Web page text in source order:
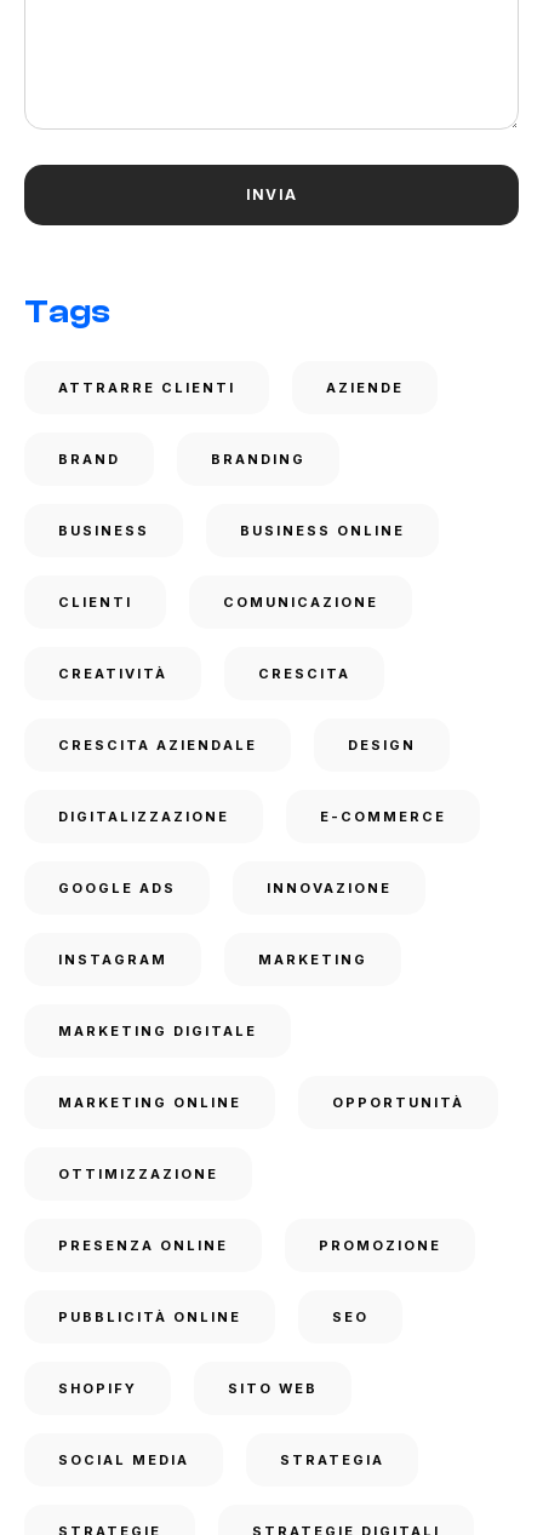
Tags
ATTRARRE CLIENTI AZIENDE
BRAND BRANDING
BUSINESS BUSINESS ONLINE
CLIENTI COMUNICAZIONE
CREATIVITÀ CRESCITA
CRESCITA AZIENDALE DESIGN
DIGITALIZZAZIONE E-COMMERCE
GOOGLE ADS INNOVAZIONE
INSTAGRAM MARKETING
MARKETING DIGITALE
MARKETING ONLINE OPPORTUNITÀ
OTTIMIZZAZIONE
PRESENZA ONLINE PROMOZIONE
PUBBLICITÀ ONLINE SEO
SHOPIFY SITO WEB
SOCIAL MEDIA STRATEGIA
STRATEGIE STRATEGIE DIGITALI